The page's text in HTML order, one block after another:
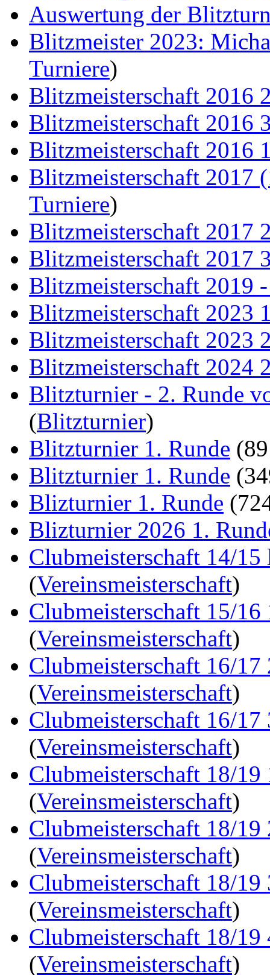
Auswertung der
Blitzmeister 2023:
Turniere)
Blitzmeisterschaft 2016
Blitzmeisterschaft 2016
Blitzmeisterschaft 2016
Blitzmeisterschaft 2017
Turniere)
Blitzmeisterschaft 2017
Blitzmeisterschaft 2017
Blitzmeisterschaft 2019
Blitzmeisterschaft 2023
Blitzmeisterschaft 2023
Blitzmeisterschaft 2024
Blitzturnier - 2. Runde
(Blitzturnier)
Blitzturnier 1. Runde
Blitzturnier 1. Runde
Blizturnier 1. Runde
Blizturnier 2026 1.
Clubmeisterschaft 14/15
(Vereinsmeisterschaft)
Clubmeisterschaft 15/16
(Vereinsmeisterschaft)
Clubmeisterschaft 16/17
(Vereinsmeisterschaft)
Clubmeisterschaft 16/17
(Vereinsmeisterschaft)
Clubmeisterschaft 18/19
(Vereinsmeisterschaft)
Clubmeisterschaft 18/19
(Vereinsmeisterschaft)
Clubmeisterschaft 18/19
(Vereinsmeisterschaft)
Clubmeisterschaft 18/19
(Vereinsmeisterschaft)